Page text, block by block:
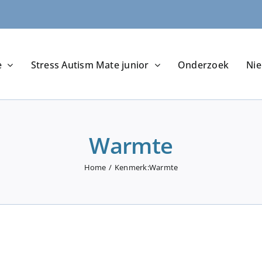
Stress Autism Mate junior Onderzoek
Warmte
Home Kenmerk:Warmte